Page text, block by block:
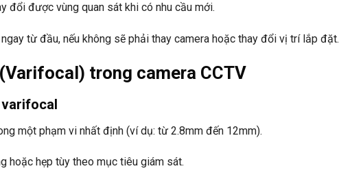
đổi được vùng quan sát khi có nhu cầu mới.
từ đầu, nếu không sẽ phải thay camera hoặc thay đổi vị trí lắp đặt.
trong camera CCTV
một phạm vi nhất định (ví dụ: từ 2.8mm đến 12mm).
hoặc hẹp tùy theo mục tiêu giám sát.